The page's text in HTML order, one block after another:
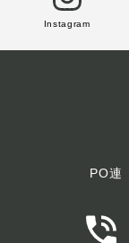
Instagram
PO連